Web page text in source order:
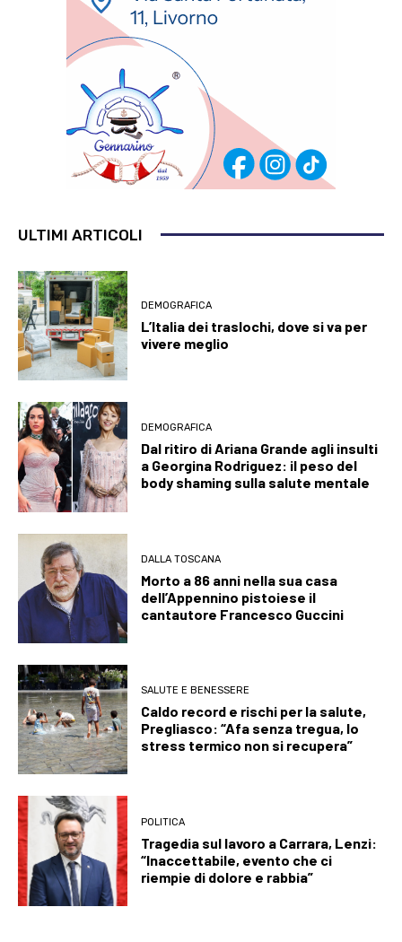
ULTIMI ARTICOLI
DEMOGRAFICA
L’Italia dei traslochi, dove si va per
vivere meglio
DEMOGRAFICA
Dal ritiro di Ariana Grande agli insulti
a Georgina Rodriguez: il peso del
body shaming sulla salute mentale
DALLA TOSCANA
Morto a 86 anni nella sua casa
dell’Appennino pistoiese il
cantautore Francesco Guccini
SALUTE E BENESSERE
Caldo record e rischi per la salute,
Pregliasco: “Afa senza tregua, lo
stress termico non si recupera”
POLITICA
Tragedia sul lavoro a Carrara, Lenzi:
“Inaccettabile, evento che ci
riempie di dolore e rabbia”